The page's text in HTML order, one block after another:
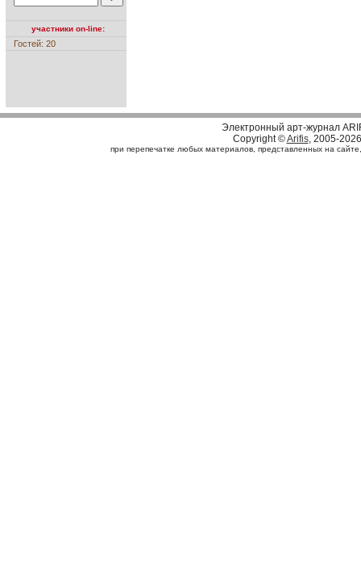
участники on-line:
Гостей: 20
Электронный арт-журнал
Copyright ©Arifis, 2005-2026
при перепечатке любых материалов, представленных на